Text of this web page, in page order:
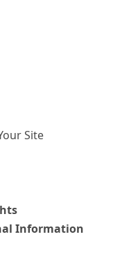
Site
Information